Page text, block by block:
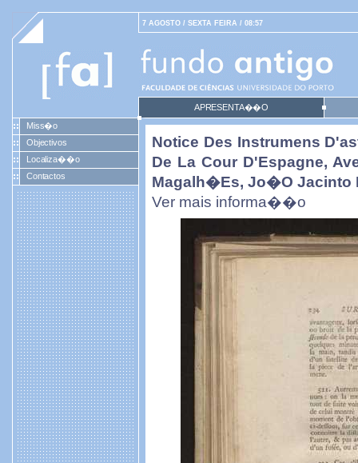
7 AGOSTO / SEXTA FEIRA / 08:57
APRESENTA��O
Miss�o
Objectivos
Localiza��o
Contactos
Notice Des Instrumens
De La Cour D'Espagne,
Magalh�es, Jo�o Jacinto
Ver mais informa��o